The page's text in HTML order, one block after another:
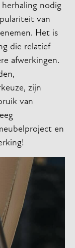
nodig
van
Het is
die relatief
afwerkingen.
zijn
van
en